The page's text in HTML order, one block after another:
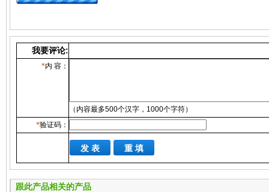
我要评论:
*内 容：
（内容最多500个汉字，1000个字符）
*验证码：
跟此产品相关的产品